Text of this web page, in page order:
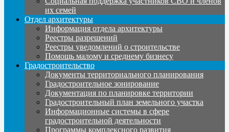
их семей
Отдел архитектуры
Информация отдела архитектуры
Реестры разрешений
Реестры уведомлений о строительстве
Помощь малому и среднему бизнесу
Градостроительство
Документы территориального планирования
Градостроительное зонирование
Документация по планировке территории
Градостроительный план земельного участка
Информационные системы в сфере
градостроительной деятельности
Программы комплексного развития